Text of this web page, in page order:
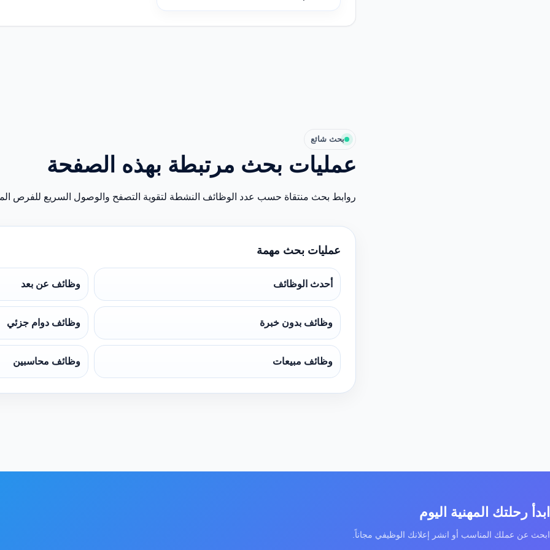
بحث شائع
عمليات بحث مرتبطة بهذه الصفحة
روابط بحث منتقاة حسب عدد الوظائف النشطة لتقوية التصفح والوصول السريع للفرص
عمليات بحث مهمة
أحدث الوظائف وظائف عن بعد
وظائف بدون خبرة وظائف دوام جزئي
وظائف مبيعات وظائف محاسبين
ابدأ رحلتك المهنية اليوم
ابحث عن عملك المناسب أو انشر إعلانك الوظيفي مجاناً.